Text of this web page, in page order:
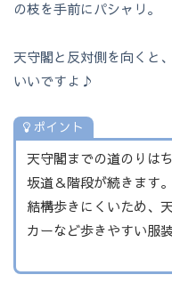
の枝を手前にパシャリ。
天守閣と反対側を向くと
いいですよ♪
ポイント
天守閣までの道のりは
坂道＆階段が続きます。
結構歩きにくいため、
カーなど歩きやすい服